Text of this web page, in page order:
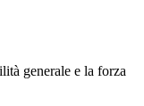
generale e la forza